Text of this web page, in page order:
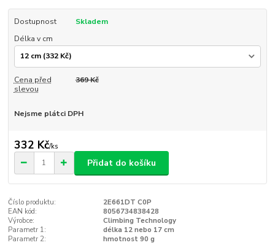
Dostupnost
Skladem
Délka v cm
Cena před
slevou
369 Kč
Nejsme plátci DPH
332 Kč/ks
Přidat do košíku
Číslo produktu:
2E661DT C0P
EAN kód:
8056734838428
Výrobce:
Climbing Technology
Parametr 1:
délka 12 nebo 17 cm
Parametr 2:
hmotnost 90 g